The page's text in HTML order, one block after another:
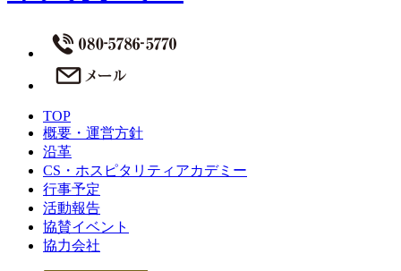
TOP
概要・運営方針
沿革
CS・ホスピタリティアカデミー
行事予定
活動報告
協賛イベント
協力会社